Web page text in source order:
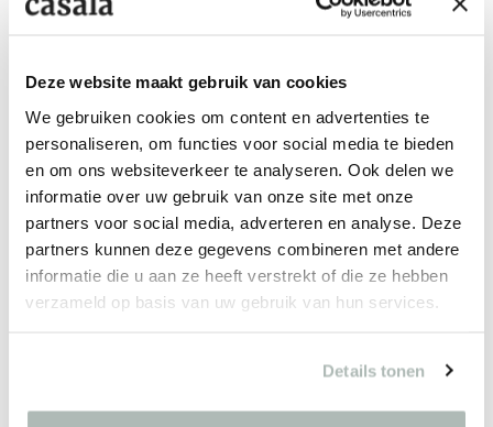
Deze website maakt gebruik van cookies
We gebruiken cookies om content en advertenties te
personaliseren, om functies voor social media te bieden
en om ons websiteverkeer te analyseren. Ook delen we
informatie over uw gebruik van onze site met onze
partners voor social media, adverteren en analyse. Deze
partners kunnen deze gegevens combineren met andere
informatie die u aan ze heeft verstrekt of die ze hebben
verzameld op basis van uw gebruik van hun services.
Details tonen